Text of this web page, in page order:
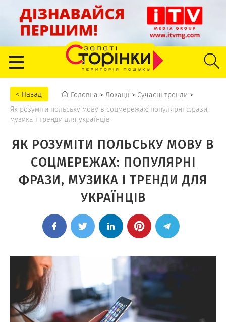
Головна > Локації > Сучасні тренди >
Як розуміти польську мову в соцмережах: популярні фрази,
музика і тренди для українців
ЯК РОЗУМІТИ ПОЛЬСЬКУ МОВУ В
СОЦМЕРЕЖАХ: ПОПУЛЯРНІ
ФРАЗИ, МУЗИКА І ТРЕНДИ ДЛЯ
УКРАЇНЦІВ